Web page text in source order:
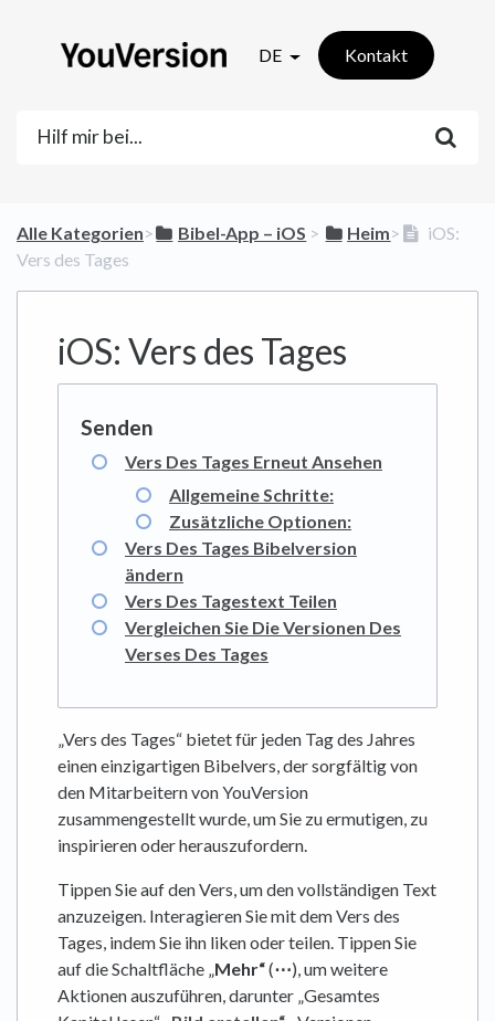
DE Kontakt
Alle Kategorien​>​ ​Bibel-App – iOS ​ > ​ ​Heim​>​
iOS:
Vers des Tages
iOS: Vers des Tages
Vers Des Tages Erneut Ansehen
Allgemeine Schritte:
Zusätzliche Optionen:
Vers Des Tages Bibelversion
ändern
Vers Des Tagestext Teilen
Vergleichen Sie Die Versionen Des
Verses Des Tages
„Vers des Tages“ bietet für jeden Tag des Jahres
einen einzigartigen Bibelvers, der sorgfältig von
den Mitarbeitern von YouVersion
zusammengestellt wurde, um Sie zu ermutigen, zu
inspirieren oder herauszufordern.
Tippen Sie auf den Vers, um den vollständigen Text
anzuzeigen. Interagieren Sie mit dem Vers des
Tages, indem Sie ihn liken oder teilen. Tippen Sie
auf die Schaltfläche „Mehr“(⋯), um weitere
Aktionen auszuführen, darunter „Gesamtes